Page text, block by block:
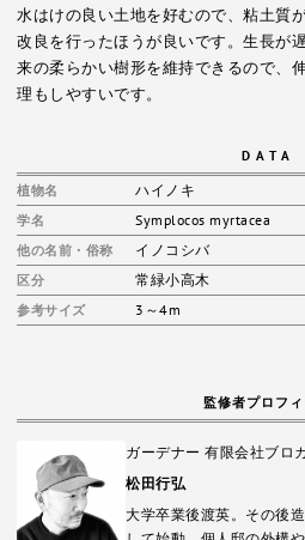
水はけの良い土地を好むので、粘土質
改良を行ったほうが良いです。生長が
来の柔らかい樹形を維持できるので、
理もしやすいです。
DATA
植物名 ハイノキ
学名 Symplocos myrtacea
他の名前・俗称 イノコシバ
区分 常緑小高木
参考サイズ 3～4m
監修者プロフ
ガーデナー 有限会社ブロ
松田行弘
大学卒業後渡英。その後